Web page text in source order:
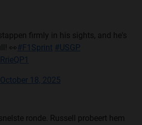
firmly in his sights, and he's
👀#F1Sprint #USGP
October 18, 2025
ronde. Russell probeert hem